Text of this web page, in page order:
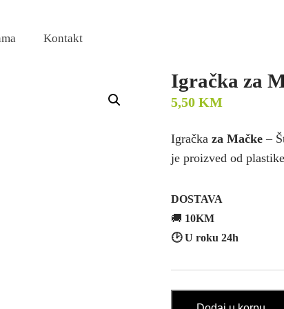
Kontakt
Igračka za
5,50 KM
Igračka za Mačke –
je proizved od
DOSTAVA
🚚 10KM
🕑 U roku 24h